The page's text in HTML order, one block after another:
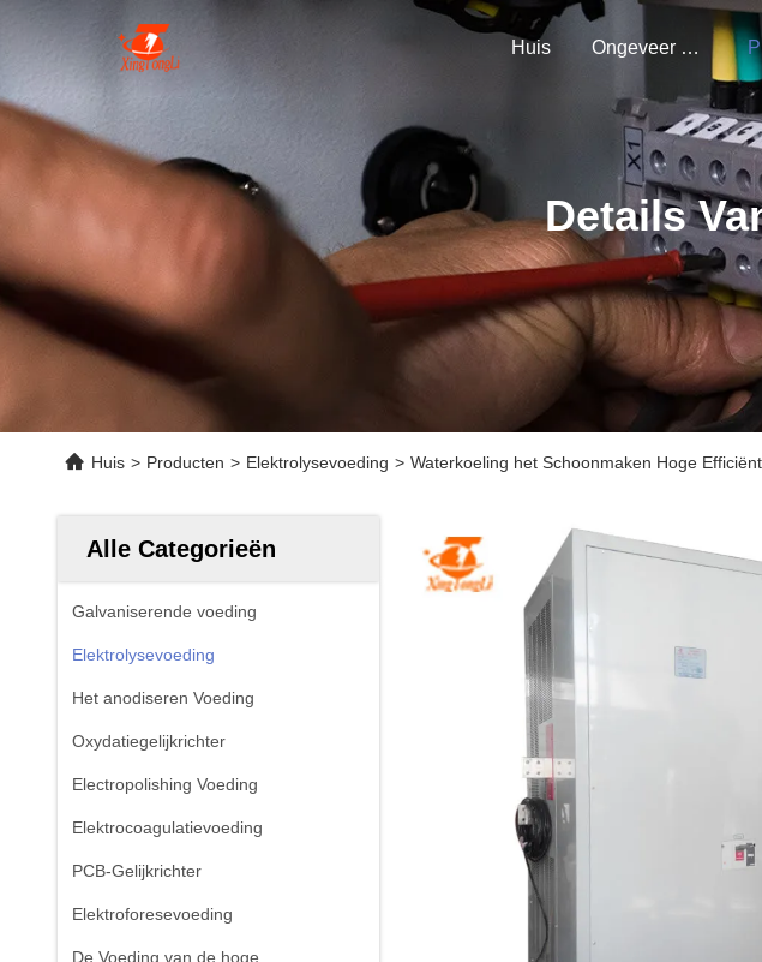
Huis Ongeveer Ons
Details
Huis > Producten > Elektrolysevoeding > Waterkoeling het Schoonmaken Hoge
Alle Categorieën
Galvaniserende voeding
Elektrolysevoeding
Het anodiseren Voeding
Oxydatiegelijkrichter
Electropolishing Voeding
Elektrocoagulatievoeding
PCB-Gelijkrichter
Elektroforesevoeding
De Voeding van de hoge